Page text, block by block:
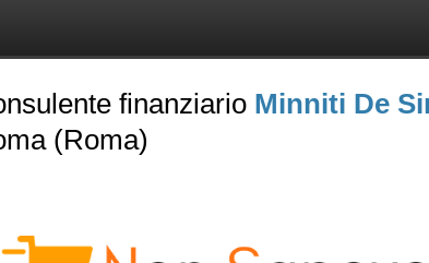
finanziario Minniti De
(Roma)